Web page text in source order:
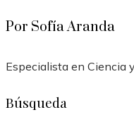
Por Sofía Aranda
Especialista en Ciencia
Búsqueda